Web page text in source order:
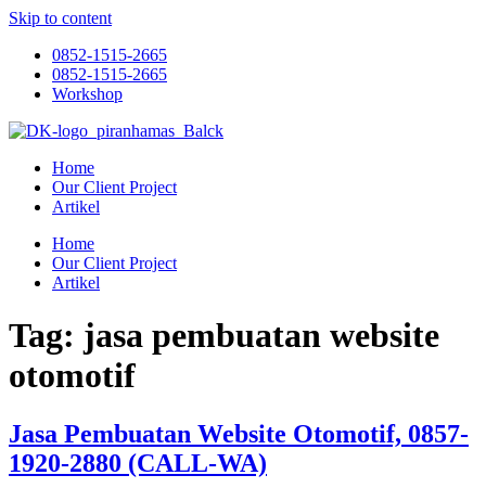
Skip to content
0852-1515-2665
0852-1515-2665
Workshop
Home
Our Client Project
Artikel
Home
Our Client Project
Artikel
Tag: jasa pembuatan website
otomotif
Jasa Pembuatan Website Otomotif, 0857-
1920-2880 (CALL-WA)